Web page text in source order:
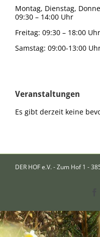
Montag, Dienstag,
09:30 – 14:00 Uhr
Freitag: 09:30 – 18:00 Uhr
Samstag: 09:00-13:00
Veranstaltungen
Es gibt derzeit keine
DER HOF e.V. - Zum Hof 1 -